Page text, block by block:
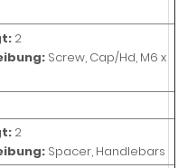
2
Screw, Cap/Hd, M6 x
2
Spacer, Handlebars